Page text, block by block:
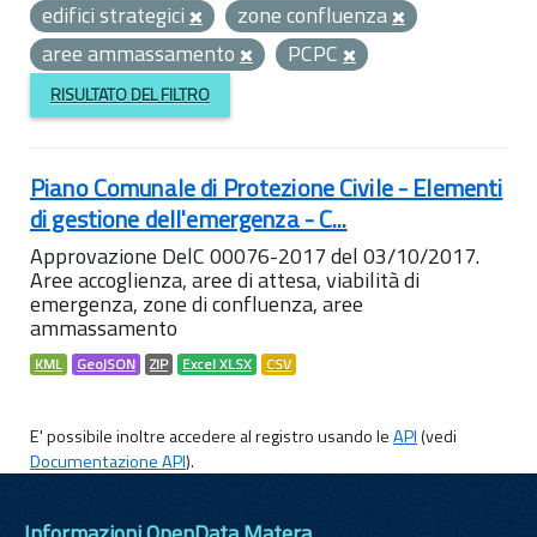
edifici strategici
zone confluenza
aree ammassamento
PCPC
RISULTATO DEL FILTRO
Piano Comunale di Protezione Civile - Elementi
di gestione dell'emergenza - C...
Approvazione DelC 00076-2017 del 03/10/2017.
Aree accoglienza, aree di attesa, viabilità di
emergenza, zone di confluenza, aree
ammassamento
KML GeoJSON ZIP Excel XLSX CSV
E' possibile inoltre accedere al registro usando leAPI(vedi
Documentazione API).